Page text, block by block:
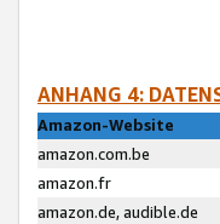
ANHANG 4:
Amazon-Website
amazon.com.be
amazon.fr
amazon.de, audible.de